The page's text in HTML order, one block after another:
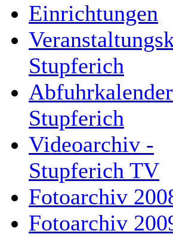
Einrichtungen
Stupferich
Abfuhrkalender
Stupferich
Videoarchiv -
Stupferich TV
Fotoarchiv
Fotoarchiv